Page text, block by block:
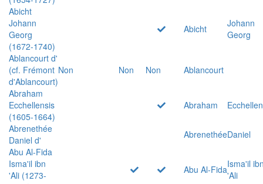
Abicht
Johann
Georg
(1672-1740)
Abicht
Johann
Georg
Ablancourt d'
(cf. Frémont
d'Ablancourt)
Non Non Non
Ablancourt
Abraham
Ecchellensis
(1605-1664)
Abraham
Abrenethée
Daniel d'
AbrenethéeDaniel
Abu Al-Fida
Isma'il ibn
'Ali (1273-
Abu Al-FidaIsma'il
'Ali